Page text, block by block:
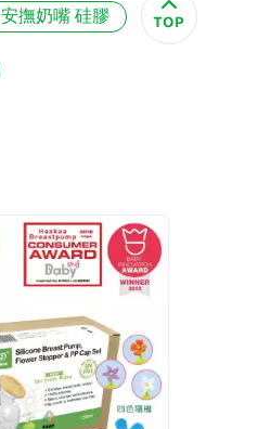
安撫奶嘴 硅膠